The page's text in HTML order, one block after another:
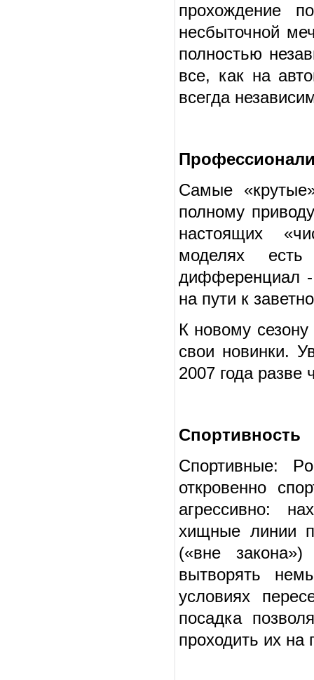
прохождение
несбыточной
полностью
все, как на
всегда
Самые
полному
настоящих
моделях есть
дифференциал -
на пути к
К новому
свои новинки.
2007 года разве
Спортивность
Спортивные:
откровенно
агрессивно:
хищные линии
(«вне
вытворять
условиях
посадка
проходить их на